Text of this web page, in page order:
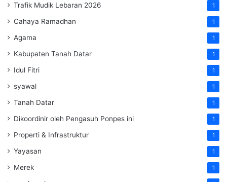
Trafik Mudik Lebaran 2026 1
Cahaya Ramadhan 1
Agama 1
Kabupaten Tanah Datar 1
Idul Fitri 1
syawal 1
Tanah Datar 1
Dikoordinir oleh Pengasuh Ponpes ini 1
Properti & Infrastruktur 1
Yayasan 1
Merek 1